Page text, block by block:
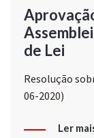
de Lei
Resolução
06-2020)
Ler